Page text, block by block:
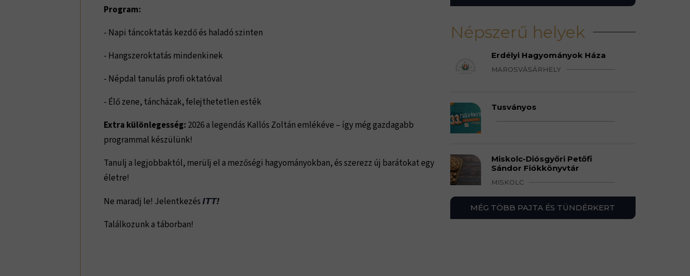
Program:
- Napi táncoktatás kezdő és haladó szinten
- Hangszeroktatás mindenkinek
- Népdal tanulás profi oktatóval
- Élő zene, táncházak, felejthetetlen esték
Extra különlegesség: 2026 a legendás Kallós Zoltán emlékéve – így még gazdagabb
programmal készülünk!
Tanulj a legjobbaktól, merülj el a mezőségi hagyományokban, és szerezz új barátokat egy
életre!
Ne maradj le! JelentkezésITT!
Találkozunk a táborban!
Népszerű helyek
Erdélyi Hagyományok Háza
MAROSVÁSÁRHELY
Tusványos
Miskolc-Diósgyőri Petőfi
Sándor Fiókkönyvtár
MISKOLC
MÉG TÖBB PAJTA ÉS TÜNDÉRKERT